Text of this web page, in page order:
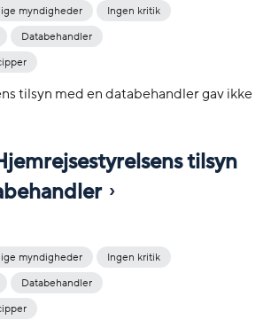
myndigheder
Ingen kritik
Databehandler
tilsyn med en databehandler gav ikke
tilsyn
myndigheder
Ingen kritik
Databehandler